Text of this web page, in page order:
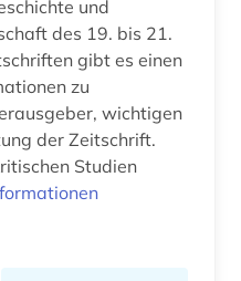
und
des 19. bis 21.
zu
wichtigen
der Zeitschrift.
Studien